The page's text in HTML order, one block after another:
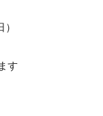
す